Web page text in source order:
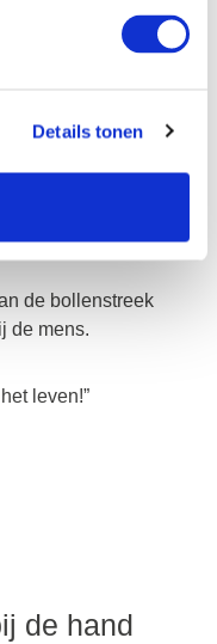
Details tonen
de meest
de bollenstreek
de mens.
leven!”
de hand